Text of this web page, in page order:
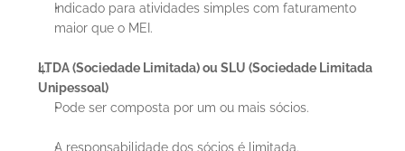
Indicado para atividades simples com faturamento
maior que o MEI.
LTDA (Sociedade Limitada) ou SLU (Sociedade Limitada
Unipessoal)
Pode ser composta por um ou mais sócios.
A responsabilidade dos sócios é limitada.